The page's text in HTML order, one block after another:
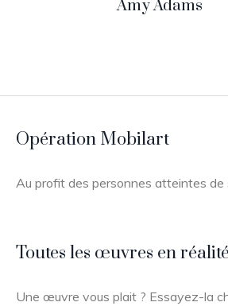
Amy Adams
Opération Mobilart
Au profit des personnes atteintes de
Toutes les œuvres en
Une œuvre vous plait ? Essayez-la